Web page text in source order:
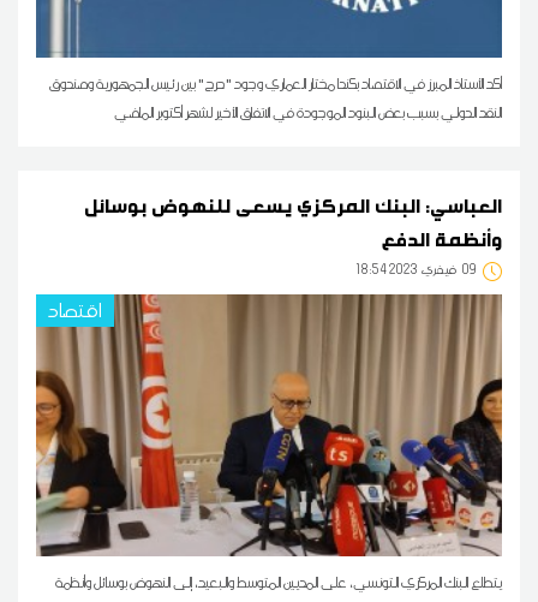
أكد الأستاذ المبرز في الاقتصاد بكندا مختار العماري وجود "حرج" بين رئيس الجمهورية وصندوق
النقد الدولي بسبب بعض البنود الموجودة في الاتفاق الأخير لشهر أكتوبر الماضي
العباسي: البنك المركزي يسعى للنهوض بوسائل
وأنظمة الدفع
09 18:54 2023 فيفري
اقتصاد
يتطلع البنك المركزي التونسي، على المديين المتوسط والبعيد، إلى النهوض بوسائل وأنظمة